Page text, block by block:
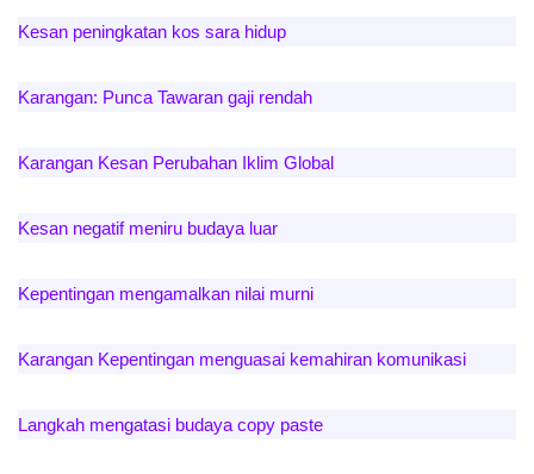
Kesan peningkatan kos sara hidup
Karangan: Punca Tawaran gaji rendah
Karangan Kesan Perubahan Iklim Global
Kesan negatif meniru budaya luar
Kepentingan mengamalkan nilai murni
Karangan Kepentingan menguasai kemahiran komunikasi
Langkah mengatasi budaya copy paste